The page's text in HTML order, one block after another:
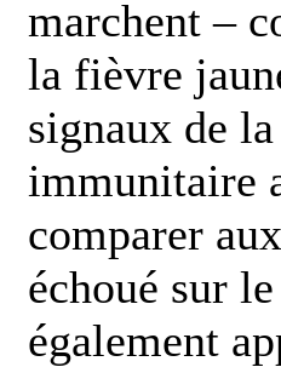
marchent –
la fièvre
signaux de
immunitaire
comparer
échoué sur
également